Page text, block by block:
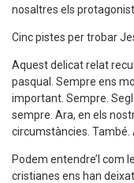
nosaltres els
Cinc pistes per trobar
Aquest delicat relat
pasqual. Sempre ens
important. Sempre.
sempre. Ara, en els
circumstàncies. També.
Podem entendre’l com
cristianes ens han